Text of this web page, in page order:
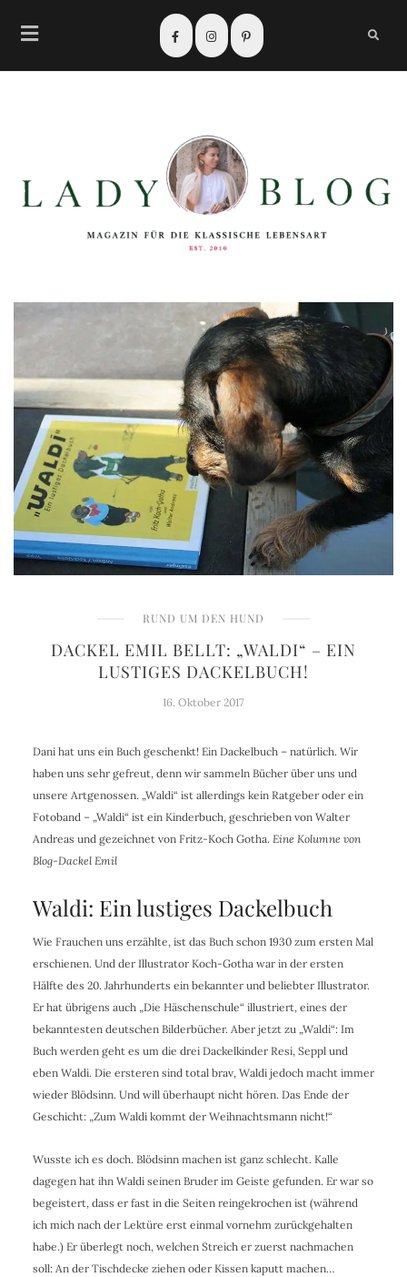
RUND UM DEN HUND
DACKEL EMIL BELLT: „WALDI“ – EIN
LUSTIGES DACKELBUCH!
16. Oktober 2017
Dani hat uns ein Buch geschenkt! Ein Dackelbuch – natürlich. Wir
haben uns sehr gefreut, denn wir sammeln Bücher über uns und
unsere Artgenossen. „Waldi“ ist allerdings kein Ratgeber oder ein
Fotoband – „Waldi“ ist ein Kinderbuch, geschrieben von Walter
Andreas und gezeichnet von Fritz-Koch Gotha. Eine Kolumne von
Blog-Dackel Emil
Waldi: Ein lustiges Dackelbuch
Wie Frauchen uns erzählte, ist das Buch schon 1930 zum ersten Mal
erschienen. Und der Illustrator Koch-Gotha war in der ersten
Hälfte des 20. Jahrhunderts ein bekannter und beliebter Illustrator.
Er hat übrigens auch „Die Häschenschule“ illustriert, eines der
bekanntesten deutschen Bilderbücher. Aber jetzt zu „Waldi“: Im
Buch werden geht es um die drei Dackelkinder Resi, Seppl und
eben Waldi. Die ersteren sind total brav, Waldi jedoch macht immer
wieder Blödsinn. Und will überhaupt nicht hören. Das Ende der
Geschicht: „Zum Waldi kommt der Weihnachtsmann nicht!“
Wusste ich es doch. Blödsinn machen ist ganz schlecht. Kalle
dagegen hat ihn Waldi seinen Bruder im Geiste gefunden. Er war so
begeistert, dass er fast in die Seiten reingekrochen ist (während
ich mich nach der Lektüre erst einmal vornehm zurückgehalten
habe.) Er überlegt noch, welchen Streich er zuerst nachmachen
soll: An der Tischdecke ziehen oder Kissen kaputt machen…